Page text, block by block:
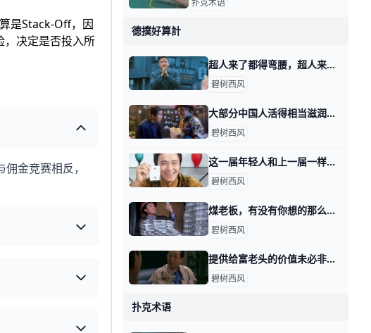
是Stack-Off，因
，决定是否投入所
金竞赛相反，
扑克术语
德撲好算計
超人来了都得弯腰，超人来了都得敬酒 前天我写，这年头该怎么赚钱时，提到一种工作岗位叫做表演型。 有读者留言跟我说，有本电影很好看，不亚于多年前的神剧，人民的名义。 电影里有个县长叫
碧树西风
大部分中国人活得相当滋润，只不过自己未必知道 那天我写，这年头该怎么赚钱时，通过留言，看到了不少读者不甘心的情绪。 所谓的不甘心，大都属于那天四个类型里面的前三类，想要换一类。 好比耗材型的
碧树西风
这一届年轻人和上一届一样，遭遇一样，困惑也一样 那天我写这年头，该怎么赚钱时，有读者留言问我说： 怎么看这一届年轻人普遍抱怨机会变少，或者说，更多人身处耗材型工作当中这个事实？ 开门见山的回答
碧树西风
煤老板，有没有你想的那么嗨？ 那天我写，这年头该怎么赚钱时，有个读者留言说，他好想听听煤老板的故事。 在他的理解当中，煤老板是个很爽的群体，就是导演们感慨的，昔日的黄金时代
碧树西风
提供给富老头的价值未必非得是你自己身上的 那天我写这年头该怎么赚钱时，有个在美国工作的，副业做一对一家教的读者问，怎么打开富老头的圈子。 我说终归得提供价值，对方看得上的价值。 有其他读
碧树西风
扑克术语